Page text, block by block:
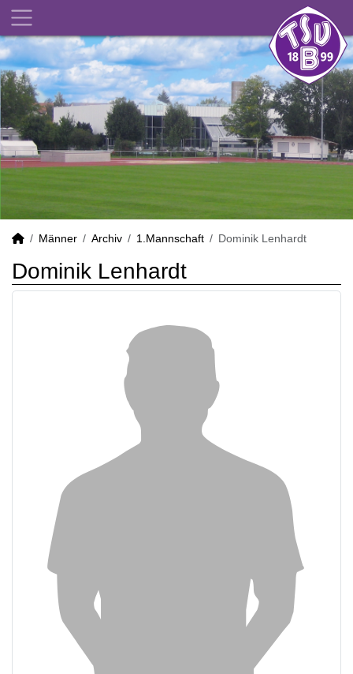
Männer Archiv 1.Mannschaft Dominik Lenhardt
Dominik Lenhardt